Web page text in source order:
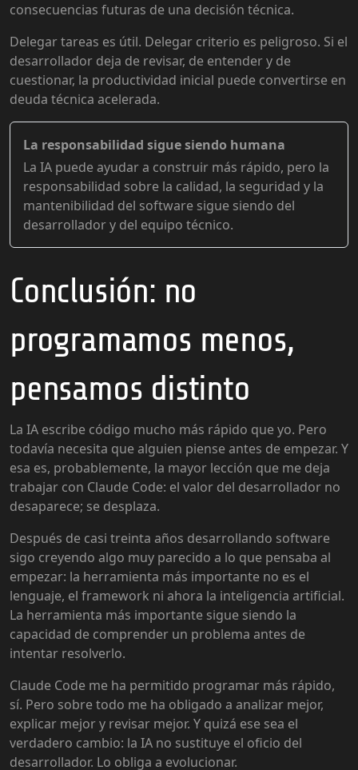
consecuencias futuras de una decisión técnica.
Delegar tareas es útil. Delegar criterio es peligroso. Si el
desarrollador deja de revisar, de entender y de
cuestionar, la productividad inicial puede convertirse en
deuda técnica acelerada.
La responsabilidad sigue siendo humana
La IA puede ayudar a construir más rápido, pero la
responsabilidad sobre la calidad, la seguridad y la
mantenibilidad del software sigue siendo del
desarrollador y del equipo técnico.
Conclusión: no
programamos menos,
pensamos distinto
La IA escribe código mucho más rápido que yo. Pero
todavía necesita que alguien piense antes de empezar. Y
esa es, probablemente, la mayor lección que me deja
trabajar con Claude Code: el valor del desarrollador no
desaparece; se desplaza.
Después de casi treinta años desarrollando software
sigo creyendo algo muy parecido a lo que pensaba al
empezar: la herramienta más importante no es el
lenguaje, el framework ni ahora la inteligencia artificial.
La herramienta más importante sigue siendo la
capacidad de comprender un problema antes de
intentar resolverlo.
Claude Code me ha permitido programar más rápido,
sí. Pero sobre todo me ha obligado a analizar mejor,
explicar mejor y revisar mejor. Y quizá ese sea el
verdadero cambio: la IA no sustituye el oficio del
desarrollador. Lo obliga a evolucionar.